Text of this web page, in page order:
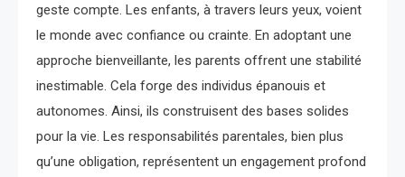
geste compte. Les enfants, à travers leurs yeux, voient
le monde avec confiance ou crainte. En adoptant une
approche bienveillante, les parents offrent une stabilité
inestimable. Cela forge des individus épanouis et
autonomes. Ainsi, ils construisent des bases solides
pour la vie. Les responsabilités parentales, bien plus
qu’une obligation, représentent un engagement profond